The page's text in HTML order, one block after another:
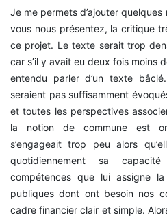
Je me permets d’ajouter
vous nous présentez, la critique
ce projet. Le texte serait trop
car s’il y avait eu deux fois moins
entendu parler d’un texte
seraient pas suffisamment
et toutes les perspectives
la notion de commune est
s’engageait trop peu alors
quotidiennement sa
compétences que lui assigne
publiques dont ont besoin nos
cadre financier clair et simple.